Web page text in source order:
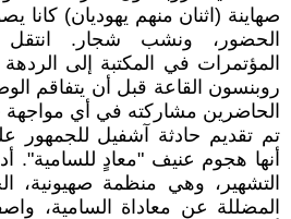
صهاينة (اثنان منهم يهوديان) كانا
الحضور، ونشب شجار.
المؤتمرات في المكتبة إلى
روبنسون القاعة قبل أن يتفاقم
الحاضرين مشاركته في أي
تم تقديم حادثة آشفيل
أنها هجوم عنيف "معادٍ للسامية".
التشهير، وهي منظمة صهيونية،
المضللة عن معاداة السامية،